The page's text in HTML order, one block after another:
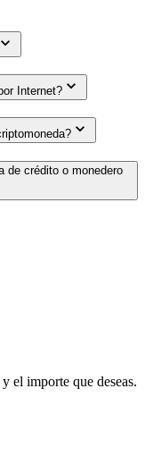
Internet?
de crédito o monedero
el importe que deseas.